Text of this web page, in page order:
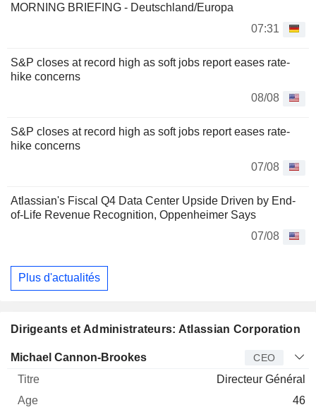
MORNING BRIEFING - Deutschland/Europa
07:31
S&P closes at record high as soft jobs report eases rate-
hike concerns
08/08
S&P closes at record high as soft jobs report eases rate-
hike concerns
07/08
Atlassian's Fiscal Q4 Data Center Upside Driven by End-
of-Life Revenue Recognition, Oppenheimer Says
07/08
Plus d'actualités
Dirigeants et Administrateurs: Atlassian Corporation
Dirigeant Titre Age Depuis
Michael Cannon-Brookes CEO
Directeur Général
46